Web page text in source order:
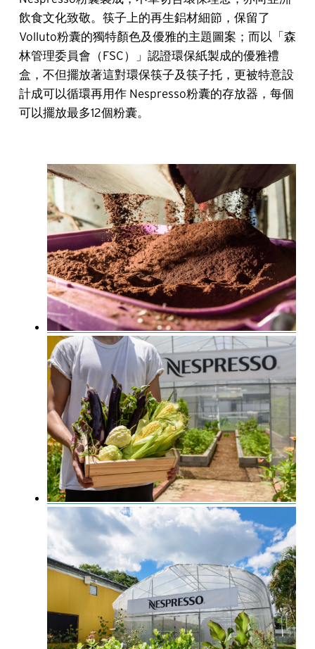
飲食文化致敬。筷子上的再生鋁材細節，保留了
Volluto粉囊的獨特顏色及優雅的主題圖案；而以「森
林管理委員會（FSC）」認證環保紙製成的優雅禮
盒，不但擺放著這對環保筷子及筷子托，更被特意設
計成可以循環再用作 Nespresso粉囊的存放器，每個
可以擺放最多12個粉囊。